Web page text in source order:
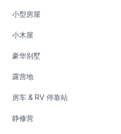
小型房屋
小木屋
豪华别墅
露营地
房车 & RV 停靠站
静修营